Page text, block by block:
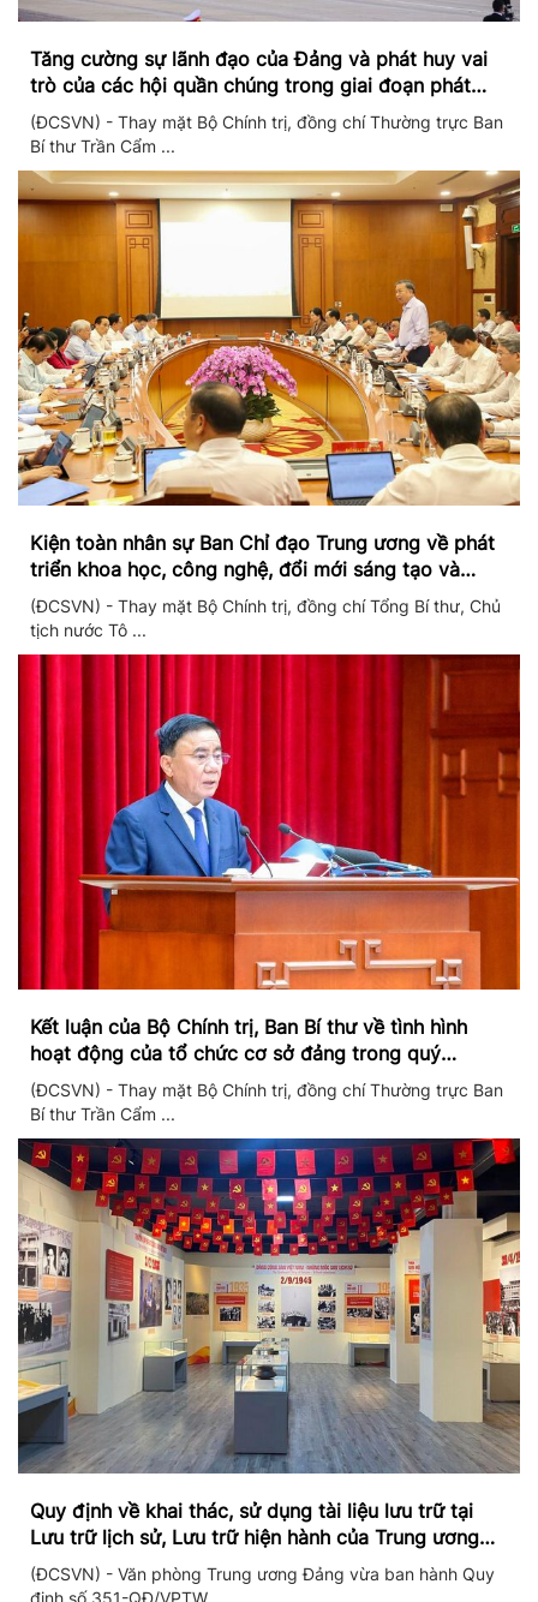
Tăng cường sự lãnh đạo của Đảng và phát huy vai
trò của các hội quần chúng trong giai đoạn phát
triển mới
(ĐCSVN) - Thay mặt Bộ Chính trị, đồng chí Thường trực Ban
Bí thư Trần Cẩm ...
Kiện toàn nhân sự Ban Chỉ đạo Trung ương về phát
triển khoa học, công nghệ, đổi mới sáng tạo và
chuyển đổi số
(ĐCSVN) - Thay mặt Bộ Chính trị, đồng chí Tổng Bí thư, Chủ
tịch nước Tô ...
Kết luận của Bộ Chính trị, Ban Bí thư về tình hình
hoạt động của tổ chức cơ sở đảng trong quý
II/2026
(ĐCSVN) - Thay mặt Bộ Chính trị, đồng chí Thường trực Ban
Bí thư Trần Cẩm ...
Quy định về khai thác, sử dụng tài liệu lưu trữ tại
Lưu trữ lịch sử, Lưu trữ hiện hành của Trung ương
Đảng và Văn phòng Trung ương Đảng
(ĐCSVN) - Văn phòng Trung ương Đảng vừa ban hành Quy
định số 351-QĐ/VPTW ...